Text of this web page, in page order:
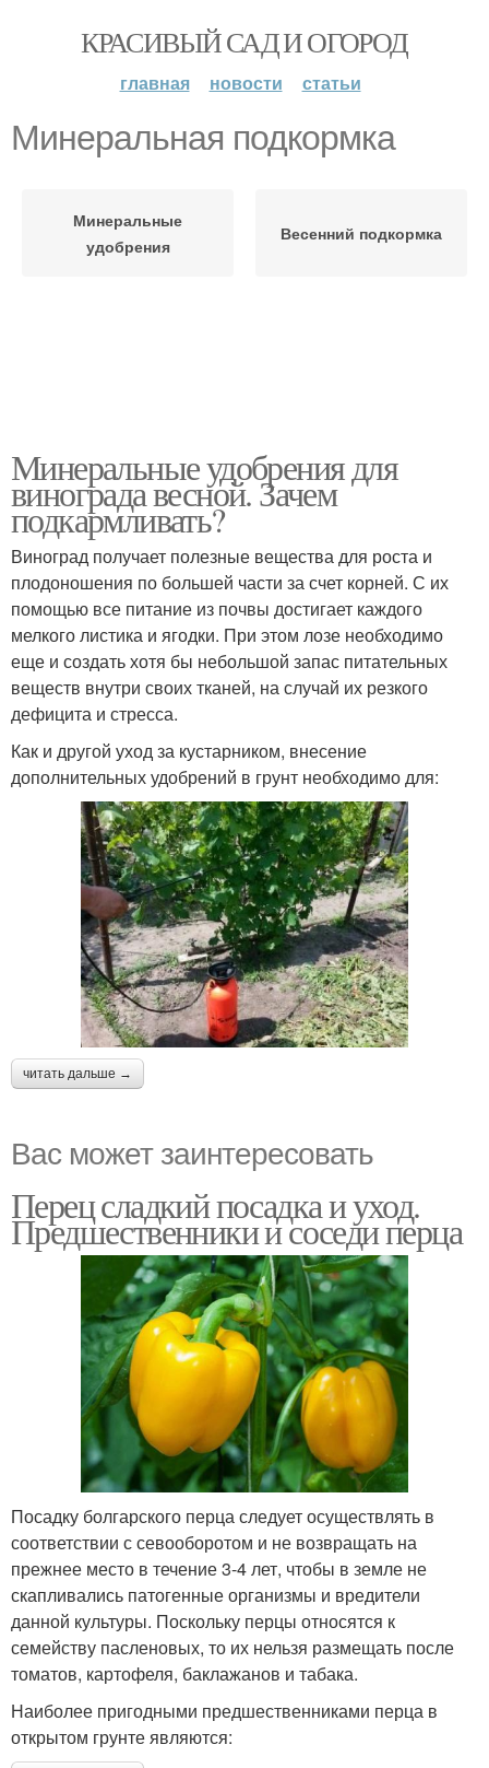
КРАСИВЫЙ САД И ОГОРОД
главная новости статьи
Минеральная подкормка
Минеральные
удобрения
Весенний подкормка
Минеральные удобрения для
винограда весной. Зачем
подкармливать?
Виноград получает полезные вещества для роста и
плодоношения по большей части за счет корней. С их
помощью все питание из почвы достигает каждого
мелкого листика и ягодки. При этом лозе необходимо
еще и создать хотя бы небольшой запас питательных
веществ внутри своих тканей, на случай их резкого
дефицита и стресса.
Как и другой уход за кустарником, внесение
дополнительных удобрений в грунт необходимо для:
читать дальше →
Вас может заинтересовать
Перец сладкий посадка и уход.
Предшественники и соседи перца
Посадку болгарского перца следует осуществлять в
соответствии с севооборотом и не возвращать на
прежнее место в течение 3-4 лет, чтобы в земле не
скапливались патогенные организмы и вредители
данной культуры. Поскольку перцы относятся к
семейству пасленовых, то их нельзя размещать после
томатов, картофеля, баклажанов и табака.
Наиболее пригодными предшественниками перца в
открытом грунте являются: